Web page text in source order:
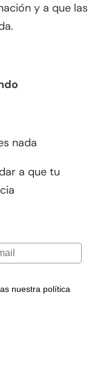
y a que las
nada
a que tu
nuestra política